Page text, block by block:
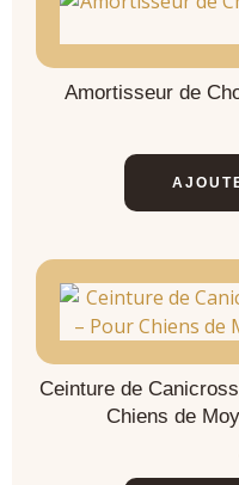
Amortisseur de
Ceinture de
Chiens de